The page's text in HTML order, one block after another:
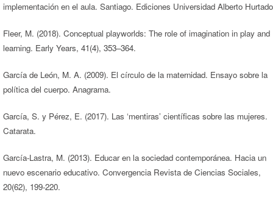
implementación en el aula. Santiago. Ediciones Universidad Alberto
Fleer, M. (2018). Conceptual playworlds: The role of imagination in play and
learning. Early Years, 41(4), 353–364.
García de León, M. A. (2009). El círculo de la maternidad. Ensayo sobre la
política del cuerpo. Anagrama.
García, S. y Pérez, E. (2017). Las ‘mentiras’ científicas sobre las mujeres.
Catarata.
García-Lastra, M. (2013). Educar en la sociedad contemporánea. Hacia un
nuevo escenario educativo. Convergencia Revista de Ciencias Sociales,
20(62), 199-220.